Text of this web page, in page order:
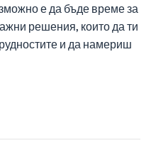
е да бъде време за
решения, които да ти
и да намериш